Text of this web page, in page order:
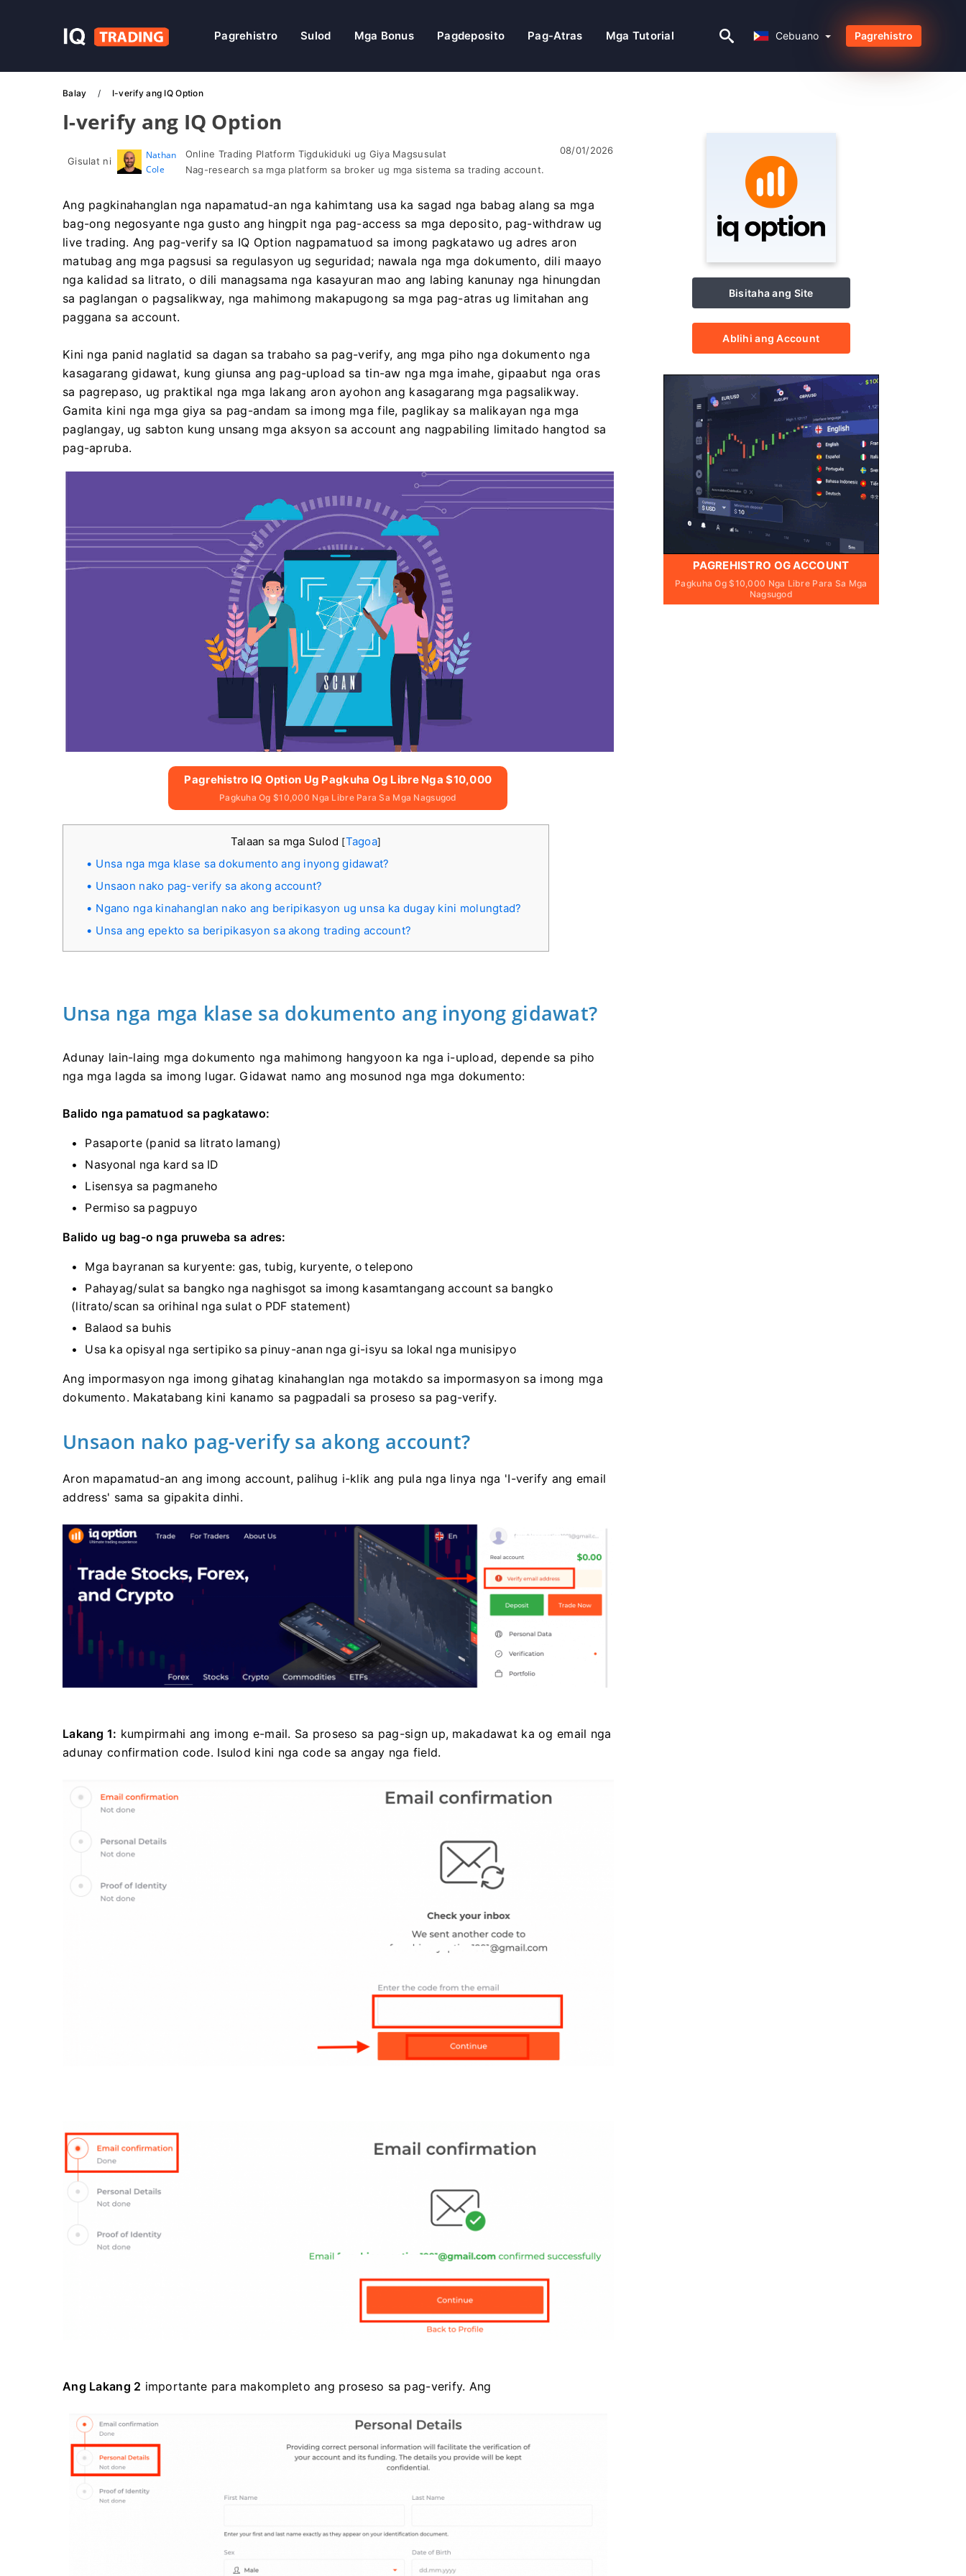
Cebuano
Pagrehistro Sulod Mga Bonus Pagdeposito Pag-Atras Mga Tutorial Cebuano Pagrehistro
Balay I-verify ang IQ Option
I-verify ang IQ Option
Gisulat ni
Nathan
Cole
Online Trading Platform Tigdukiduki ug Giya Magsusulat
Nag-research sa mga platform sa broker ug mga sistema sa trading account.
08/01/2026
Ang pagkinahanglan nga napamatud-an nga kahimtang usa ka sagad nga babag alang sa mga
bag-ong negosyante nga gusto ang hingpit nga pag-access sa mga deposito, pag-withdraw ug
live trading. Ang pag-verify sa IQ Option nagpamatuod sa imong pagkatawo ug adres aron
matubag ang mga pagsusi sa regulasyon ug seguridad; nawala nga mga dokumento, dili maayo
nga kalidad sa litrato, o dili managsama nga kasayuran mao ang labing kanunay nga hinungdan
sa paglangan o pagsalikway, nga mahimong makapugong sa mga pag-atras ug limitahan ang
paggana sa account.
Kini nga panid naglatid sa dagan sa trabaho sa pag-verify, ang mga piho nga dokumento nga
kasagarang gidawat, kung giunsa ang pag-upload sa tin-aw nga mga imahe, gipaabut nga oras
sa pagrepaso, ug praktikal nga mga lakang aron ayohon ang kasagarang mga pagsalikway.
Gamita kini nga mga giya sa pag-andam sa imong mga file, paglikay sa malikayan nga mga
paglangay, ug sabton kung unsang mga aksyon sa account ang nagpabiling limitado hangtod sa
pag-apruba.
Pagrehistro IQ Option Ug Pagkuha Og Libre Nga $10,000
Pagkuha Og $10,000 Nga Libre Para Sa Mga Nagsugod
Talaan sa mga Sulod [Tagoa]
Unsa nga mga klase sa dokumento ang inyong gidawat?
Unsaon nako pag-verify sa akong account?
Ngano nga kinahanglan nako ang beripikasyon ug unsa ka dugay kini molungtad?
Unsa ang epekto sa beripikasyon sa akong trading account?
Unsa nga mga klase sa dokumento ang inyong gidawat?
Adunay lain-laing mga dokumento nga mahimong hangyoon ka nga i-upload, depende sa piho
nga mga lagda sa imong lugar. Gidawat namo ang mosunod nga mga dokumento:
Balido nga pamatuod sa pagkatawo:
Pasaporte (panid sa litrato lamang)
Nasyonal nga kard sa ID
Lisensya sa pagmaneho
Permiso sa pagpuyo
Balido ug bag-o nga pruweba sa adres:
Mga bayranan sa kuryente: gas, tubig, kuryente, o telepono
Pahayag/sulat sa bangko nga naghisgot sa imong kasamtangang account sa bangko
(litrato/scan sa orihinal nga sulat o PDF statement)
Balaod sa buhis
Usa ka opisyal nga sertipiko sa pinuy-anan nga gi-isyu sa lokal nga munisipyo
Ang impormasyon nga imong gihatag kinahanglan nga motakdo sa impormasyon sa imong mga
dokumento. Makatabang kini kanamo sa pagpadali sa proseso sa pag-verify.
Unsaon nako pag-verify sa akong account?
Aron mapamatud-an ang imong account, palihug i-klik ang pula nga linya nga 'I-verify ang email
address' sama sa gipakita dinhi.
Lakang 1: kumpirmahi ang imong e-mail. Sa proseso sa pag-sign up, makadawat ka og email nga
adunay confirmation code. Isulod kini nga code sa angay nga field.
Ang Lakang 2 importante para makompleto ang proseso sa pag-verify. Ang
Bisitaha ang Site
Ablihi ang Account
PAGREHISTRO OG ACCOUNT
Pagkuha Og $10,000 Nga Libre Para Sa Mga
Nagsugod